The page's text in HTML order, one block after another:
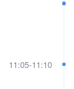
11:05-11:10